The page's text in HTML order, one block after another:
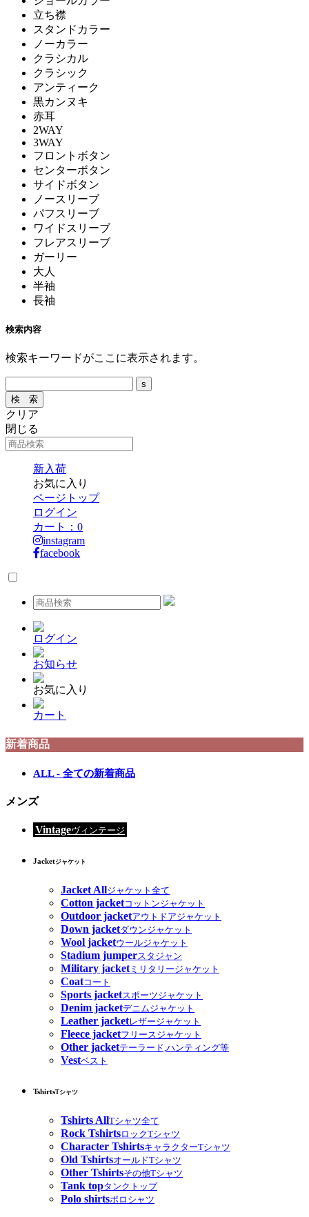
立ち襟
スタンドカラー
ノーカラー
クラシカル
クラシック
アンティーク
黒カンヌキ
赤耳
2WAY
3WAY
フロントボタン
センターボタン
サイドボタン
ノースリーブ
パフスリーブ
ワイドスリーブ
フレアスリーブ
ガーリー
大人
半袖
長袖
検索内容
検索キーワードがここに表示されます。
クリア
閉じる
新入荷
お気に入り
ページトップ
ログイン
カート： 0
instagram
facebook
ログイン
お知らせ
お気に入り
カート
新着商品
ALL - 全ての新着商品
メンズ
Vintageヴィンテージ
Jacketジャケット
Jacket Allジャケット全て
Cotton jacketコットンジャケット
Outdoor jacketアウトドアジャケット
Down jacketダウンジャケット
Wool jacketウールジャケット
Stadium jumperスタジャン
Military jacketミリタリージャケット
Coatコート
Sports jacketスポーツジャケット
Denim jacketデニムジャケット
Leather jacketレザージャケット
Fleece jacketフリースジャケット
Other jacketテーラード,ハンティング等
Vestベスト
TshirtsTシャツ
Tshirts AllTシャツ全て
Rock TshirtsロックTシャツ
Character TshirtsキャラクターTシャツ
Old TshirtsオールドTシャツ
Other Tshirtsその他Tシャツ
Tank topタンクトップ
Polo shirtsポロシャツ